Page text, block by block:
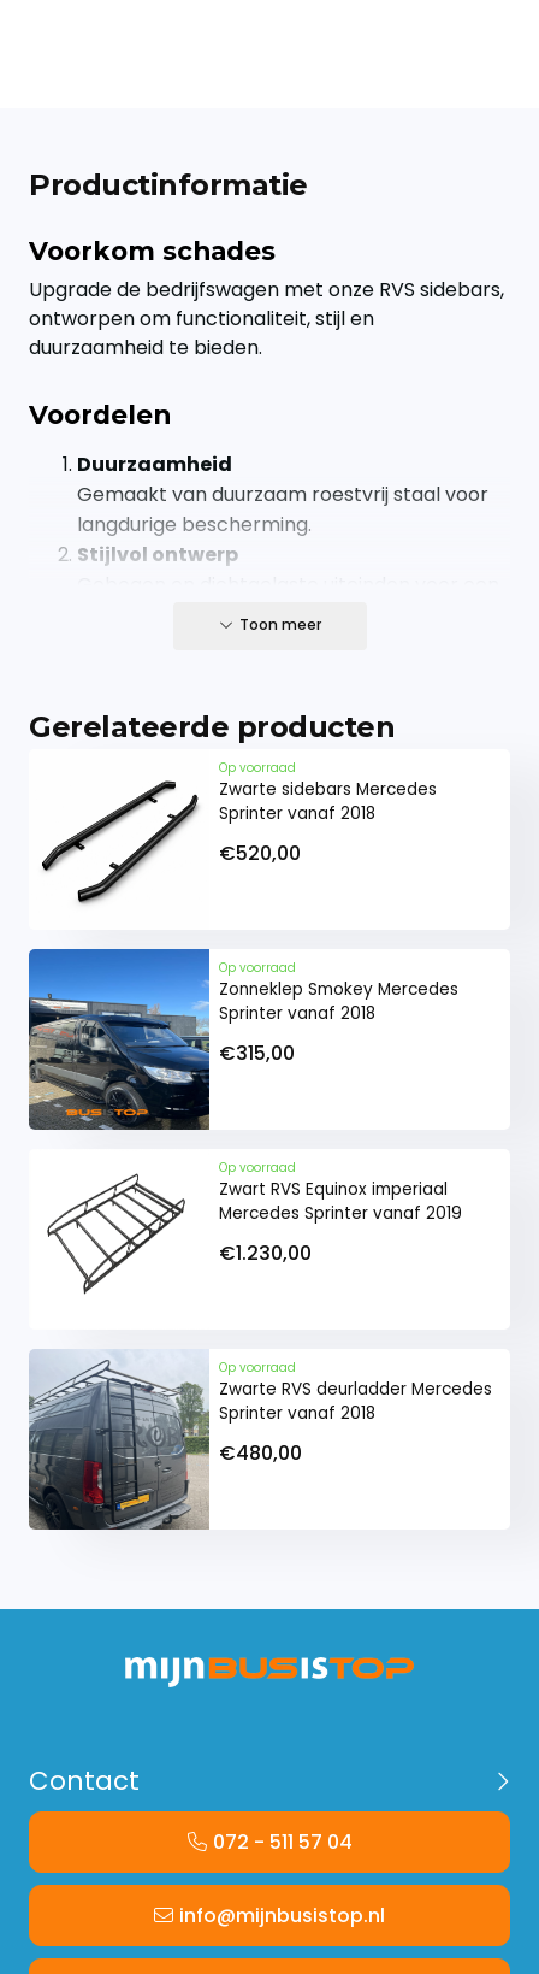
Productinformatie
Voorkom schades
Upgrade de bedrijfswagen met onze RVS sidebars,
ontworpen om functionaliteit, stijl en
duurzaamheid te bieden.
Voordelen
Duurzaamheid
Gemaakt van duurzaam roestvrij staal voor
langdurige bescherming.
Stijlvol ontwerp
strakke afwerking. Geeft de bedrijfswagen
beladingsschades. De sidebars hebben een
diameter van 62mm en wanddikte van 2mm.
Eenvoudige installatie
Eenvoudig te monteren op jouw
bedrijfswagen. De sidebars worden
gemonteerd op originele bevestigingspunten.
maken aan de bedrijfswagen. Heb jij
standaard gereedschap? Dan is de set
eenvoudig te monteren.
Compleet geleverd
De set sidebars wordt geleverd inclusief
montagematerialen en een
montagehandleiding. Heb jij standaard
gereedschap? Dan is de set eenvoudig te
monteren.
Montagetijd +- 60 minuten
Inhoud: set sidebars, montagebeugels,
montagehandleiding.
Toon meer
Gerelateerde producten
Op voorraad
Zwarte sidebars Mercedes
Sprinter vanaf 2018
€520,00
Op voorraad
Zonneklep Smokey Mercedes
Sprinter vanaf 2018
€315,00
Op voorraad
Zwart RVS Equinox imperiaal
Mercedes Sprinter vanaf 2019
€1.230,00
Op voorraad
Zwarte RVS deurladder Mercedes
Sprinter vanaf 2018
€480,00
Contact
072 - 511 57 04
info@mijnbusistop.nl